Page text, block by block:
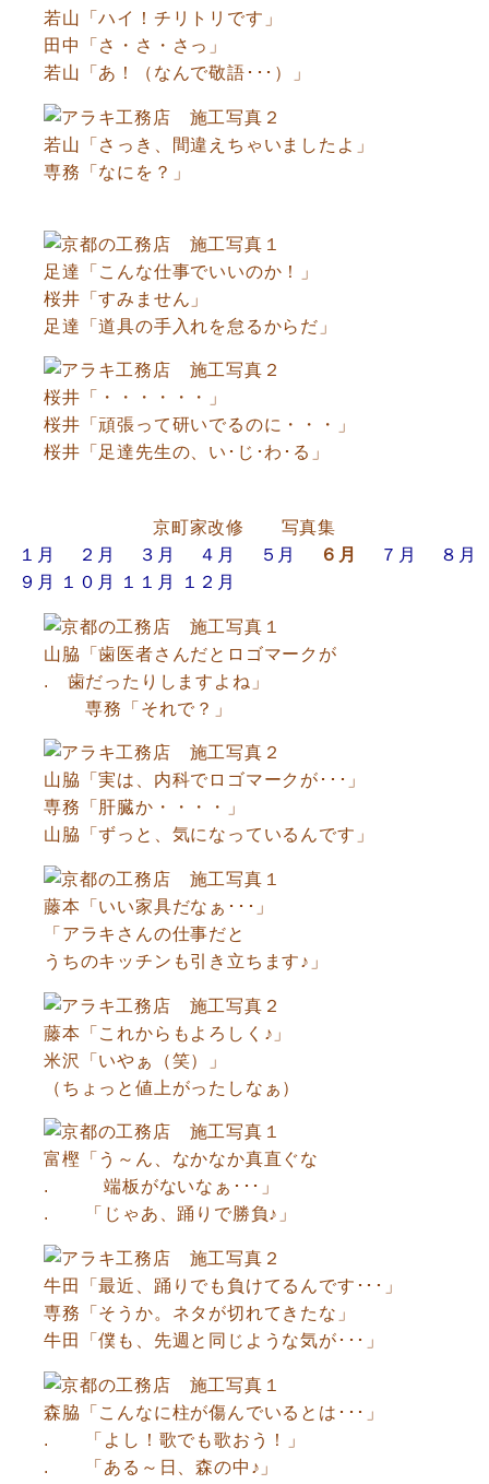
若山「ハイ！チリトリです」
田中「さ・さ・さっ」
若山「あ！（なんで敬語･･･）」
若山「さっき、間違えちゃいましたよ」
専務「なにを？」
足達「こんな仕事でいいのか！」
桜井「すみません」
足達「道具の手入れを怠るからだ」
桜井「・・・・・・」
桜井「頑張って研いでるのに・・・」
桜井「足達先生の、い･じ･わ･る」
京町家改修 写真集
１月
２月 ３月 ４月 ５月 ６月 ７月
８月
９月
１０月 １１月 １２月
山脇「歯医者さんだとロゴマークが
. 歯だったりしますよね」
専務「それで？」
山脇「実は、内科でロゴマークが･･･」
専務「肝臓か・・・・」
山脇「ずっと、気になっているんです」
藤本「いい家具だなぁ･･･」
「アラキさんの仕事だと
うちのキッチンも引き立ちます♪」
藤本「これからもよろしく♪」
米沢「いやぁ（笑）」
（ちょっと値上がったしなぁ）
富樫「う～ん、なかなか真直ぐな
. 端板がないなぁ･･･」
. 「じゃあ、踊りで勝負♪」
牛田「最近、踊りでも負けてるんです･･･」
専務「そうか。ネタが切れてきたな」
牛田「僕も、先週と同じような気が･･･」
森脇「こんなに柱が傷んでいるとは･･･」
. 「よし！歌でも歌おう！」
. 「ある～日、森の中♪」